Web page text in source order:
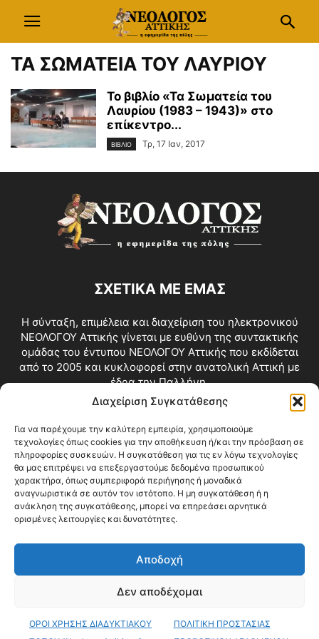
Διαχείριση Συγκατάθεσης
Για να παρέχουμε την καλύτερη εμπειρία, χρησιμοποιούμε
τεχνολογίες όπως cookies για την αποθήκευση ή/και την πρόσβαση σε
πληροφορίες συσκευών. Η συγκατάθεση για τις εν λόγω τεχνολογίες
θα μας επιτρέψει να επεξεργαστούμε δεδομένα προσωπικού
χαρακτήρα, όπως συμπεριφορά περιήγησης ή μοναδικά
αναγνωριστικά σε αυτόν τον ιστότοπο. Η μη συγκατάθεση ή η
ανάκληση της συγκατάθεσης, μπορεί να επηρεάσει αρνητικά
ορισμένες λειτουργίες και δυνατότητες.
Αποδοχή
Δεν αποδέχομαι
ΟΡΟΙ ΧΡΗΣΗΣ ΔΙΑΔΥΚΤΙΑΚΟΥ
ΠΟΛΙΤΙΚΗ ΠΡΟΣΤΑΣΙΑΣ
ΤΑ ΣΩΜΑΤΕΙΑ ΤΟΥ ΛΑΥΡΙΟΥ
Το βιβλίο «Τα Σωματεία του
Λαυρίου (1983 – 1943)» στο
επίκεντρο...
ΒΙΒΛΙΟ Τρ, 17 Ιαν, 2017
ΣΧΕΤΙΚΑ ΜΕ ΕΜΑΣ
Η σύνταξη, επιμέλεια και διαχείριση του ηλεκτρονικού
ΝΕΟΛΟΓΟΥ Αττικής γίνεται με ευθύνη της συντακτικής
ομάδας του έντυπου ΝΕΟΛΟΓΟΥ Αττικής που εκδίδεται
από το 2005 και κυκλοφορεί στην ανατολική Αττική με
έδρα την Παλλήνη.
Επικοινωνία:info@neologosattikis.gr
ΑΚΟΛΟΥΘΗΣΕ ΜΑΣ
Videos Όροι Χρήσης
© Copyright 2026 ΝΕΟΛΟΓΟΣ ΑΤΤΙΚΗΣ • All Rights Reserved •